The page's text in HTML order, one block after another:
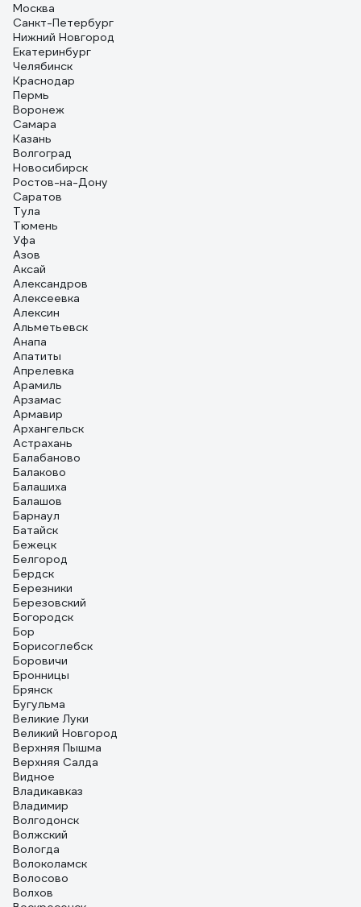
Москва
Санкт-Петербург
Нижний Новгород
Екатеринбург
Челябинск
Краснодар
Пермь
Воронеж
Самара
Казань
Волгоград
Новосибирск
Ростов-на-Дону
Саратов
Тула
Тюмень
Уфа
Азов
Аксай
Александров
Алексеевка
Алексин
Альметьевск
Анапа
Апатиты
Апрелевка
Арамиль
Арзамас
Армавир
Архангельск
Астрахань
Балабаново
Балаково
Балашиха
Балашов
Барнаул
Батайск
Бежецк
Белгород
Бердск
Березники
Березовский
Богородск
Бор
Борисоглебск
Боровичи
Бронницы
Брянск
Бугульма
Великие Луки
Великий Новгород
Верхняя Пышма
Верхняя Салда
Видное
Владикавказ
Владимир
Волгодонск
Волжский
Вологда
Волоколамск
Волосово
Волхов